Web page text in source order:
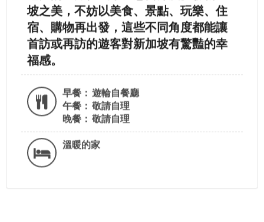
坡之美，不妨以美食、景點、玩樂、住
宿、購物再出發，這些不同角度都能讓
首訪或再訪的遊客對新加坡有驚豔的幸
福感。
早餐： 遊輪自餐廳
午餐： 敬請自理
晚餐： 敬請自理
溫暖的家